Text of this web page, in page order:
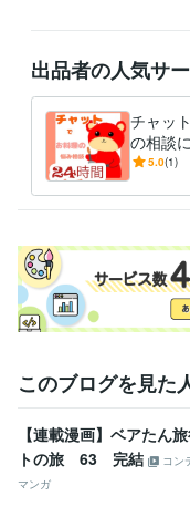
出品者の人気サ
チャッ
の相談
立や栄
5.0(1)
このブログを見た
【連載漫画】ベアたん
トの旅 63 完結
コン
マンガ